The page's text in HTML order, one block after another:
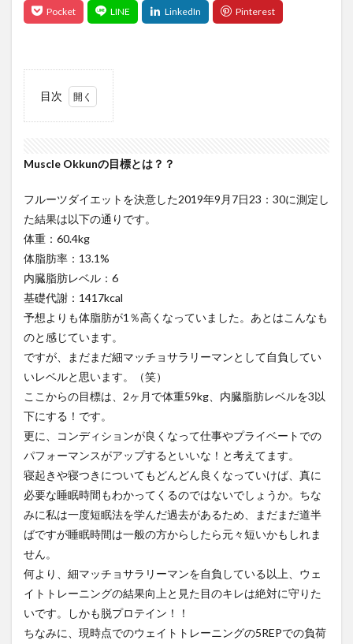
目次
の目標
2
9
日
（日）
の反省
2.1
9月23
日の
測定
結果
2.2
9月22
日食
べた
もの
リス
2.3
水・
その
他
3
所感
Muscle Okkunの目標とは？？
フルーツダイエットを決意した2019年9月7日23：30に測定し
た結果は以下の通りです。
体重：60.4kg
体脂肪率：13.1%
内臓脂肪レベル：6
基礎代謝：1417kcal
予想よりも体脂肪が1％高くなっていました。あとはこんなも
のと感じています。
ですが、まだまだ細マッチョサラリーマンとして自負してい
いレベルと思います。（笑）
ここからの目標は、2ヶ月で体重59kg、内臓脂肪レベルを3以
下にする！です。
更に、コンディションが良くなって仕事やプライベートでの
パフォーマンスがアップするといいな！と考えてます。
寝起きや寝つきについてもどんどん良くなっていけば、真に
必要な睡眠時間もわかってくるのではないでしょうか。ちな
みに私は一度短眠法を学んだ過去があるため、まだまだ道半
ばですが睡眠時間は一般の方からしたら元々短いかもしれま
せん。
何より、細マッチョサラリーマンを自負している以上、ウェ
イトトレーニングの結果向上と見た目のキレは絶対に守りた
いです。しかも脱プロテイン！！
ちなみに、現時点でのウェイトトレーニングの5REPでの負荷